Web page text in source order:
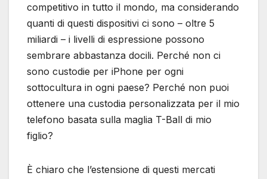
competitivo in tutto il mondo, ma considerando
quanti di questi dispositivi ci sono – oltre 5
miliardi – i livelli di espressione possono
sembrare abbastanza docili. Perché non ci
sono custodie per iPhone per ogni
sottocultura in ogni paese? Perché non puoi
ottenere una custodia personalizzata per il mio
telefono basata sulla maglia T-Ball di mio
figlio?
È chiaro che l’estensione di questi mercati